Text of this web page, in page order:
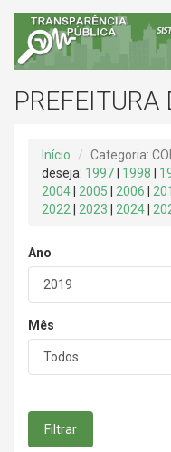
PREFEITURA
Início Categoria:
deseja: 1997 1998
2004
2005 2006
2022
2023 2024
Ano
Mês
Filtrar